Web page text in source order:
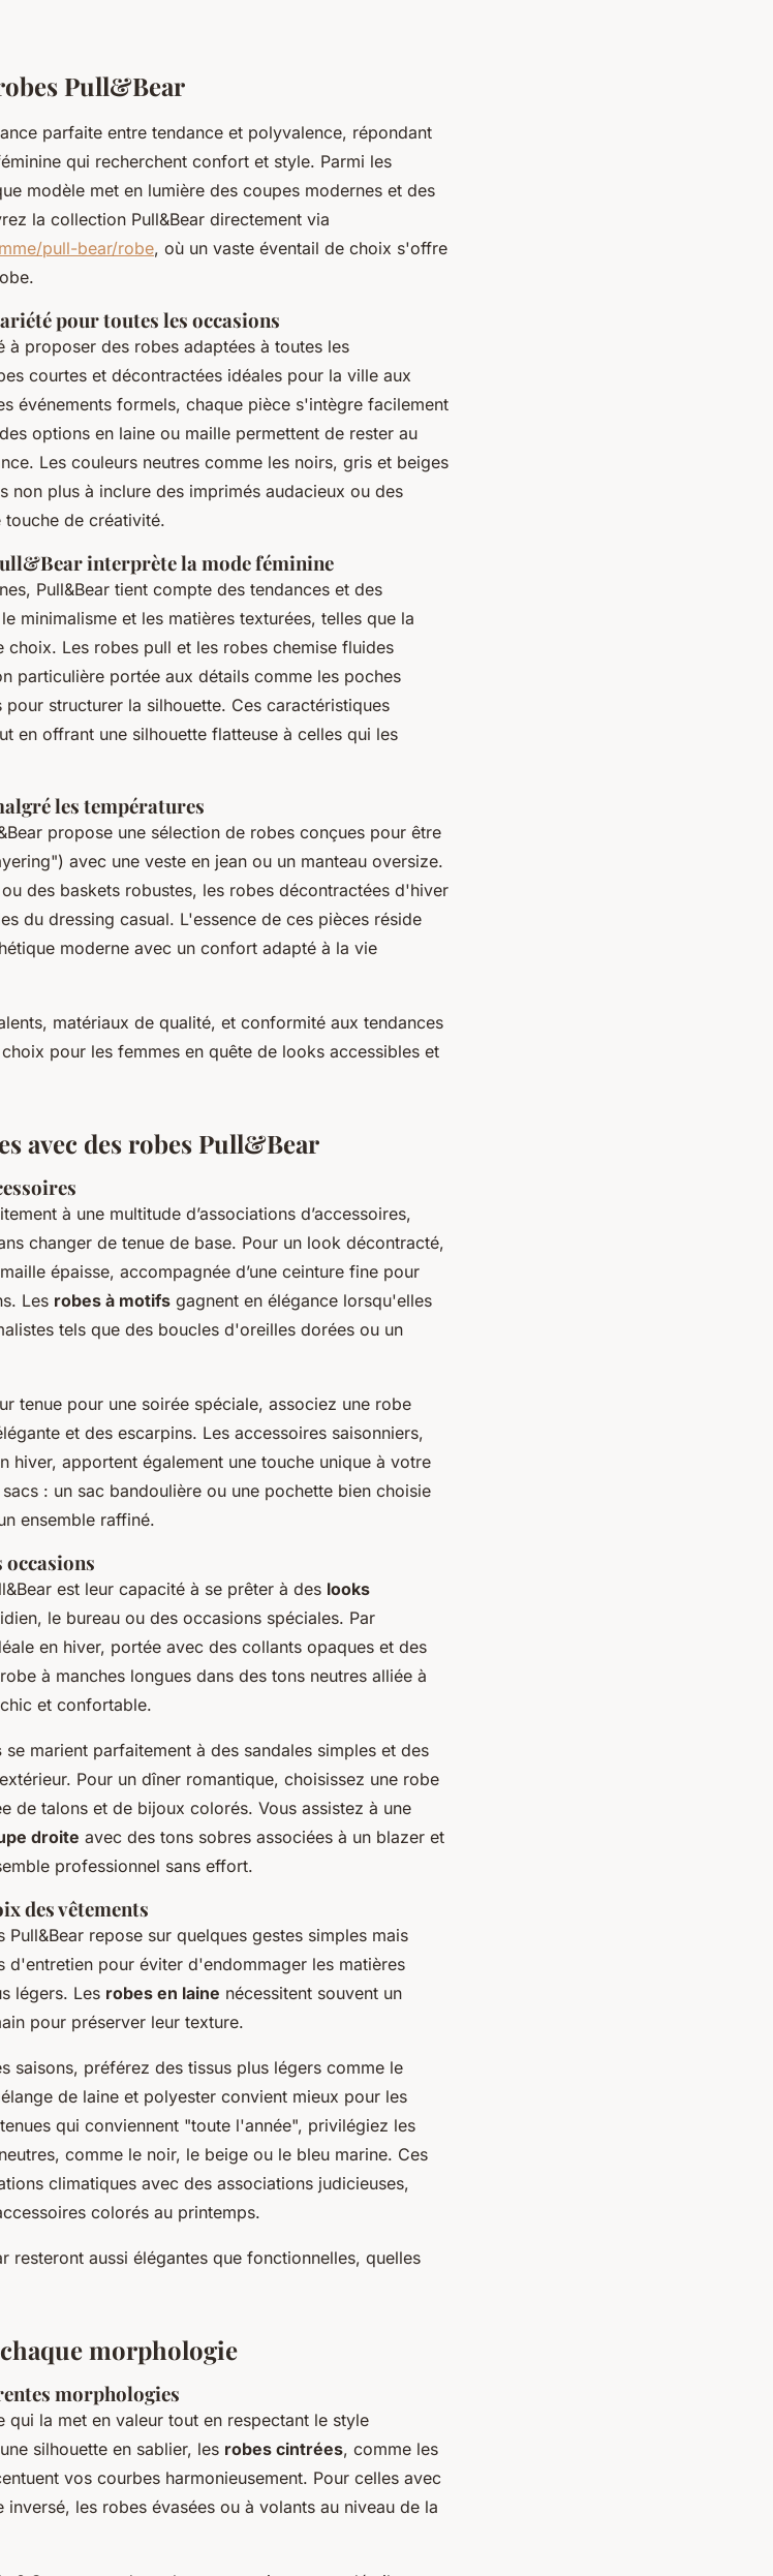
Pull&Bear
parfaite entre tendance et polyvalence, répondant
qui recherchent confort et style. Parmi les
modèle met en lumière des coupes modernes et des
la collection Pull&Bear directement via
pull-bear/robe, où un vaste éventail de choix s'offre
pour toutes les occasions
à proposer des robes adaptées à toutes les
courtes et décontractées idéales pour la ville aux
événements formels, chaque pièce s'intègre facilement
options en laine ou maille permettent de rester au
Les couleurs neutres comme les noirs, gris et beiges
non plus à inclure des imprimés audacieux ou des
touche de créativité.
interprète la mode féminine
Pull&Bear tient compte des tendances et des
minimalisme et les matières texturées, telles que la
Les robes pull et les robes chemise fluides
particulière portée aux détails comme les poches
structurer la silhouette. Ces caractéristiques
en offrant une silhouette flatteuse à celles qui les
les températures
propose une sélection de robes conçues pour être
avec une veste en jean ou un manteau oversize.
des baskets robustes, les robes décontractées d'hiver
du dressing casual. L'essence de ces pièces réside
moderne avec un confort adapté à la vie
matériaux de qualité, et conformité aux tendances
pour les femmes en quête de looks accessibles et
avec des robes Pull&Bear
à une multitude d’associations d’accessoires,
changer de tenue de base. Pour un look décontracté,
épaisse, accompagnée d’une ceinture fine pour
Les robes à motifs gagnent en élégance lorsqu'elles
tels que des boucles d'oreilles dorées ou un
tenue pour une soirée spéciale, associez une robe
et des escarpins. Les accessoires saisonniers,
hiver, apportent également une touche unique à votre
: un sac bandoulière ou une pochette bien choisie
ensemble raffiné.
occasions
est leur capacité à se prêter à des looks
le bureau ou des occasions spéciales. Par
en hiver, portée avec des collants opaques et des
à manches longues dans des tons neutres alliée à
et confortable.
se marient parfaitement à des sandales simples et des
Pour un dîner romantique, choisissez une robe
de talons et de bijoux colorés. Vous assistez à une
droite avec des tons sobres associées à un blazer et
professionnel sans effort.
des vêtements
repose sur quelques gestes simples mais
d'entretien pour éviter d'endommager les matières
légers. Les robes en laine nécessitent souvent un
pour préserver leur texture.
saisons, préférez des tissus plus légers comme le
de laine et polyester convient mieux pour les
qui conviennent "toute l'année", privilégiez les
comme le noir, le beige ou le bleu marine. Ces
climatiques avec des associations judicieuses,
colorés au printemps.
resteront aussi élégantes que fonctionnelles, quelles
morphologie
morphologies
qui la met en valeur tout en respectant le style
silhouette en sablier, les robes cintrées, comme les
vos courbes harmonieusement. Pour celles avec
les robes évasées ou à volants au niveau de la